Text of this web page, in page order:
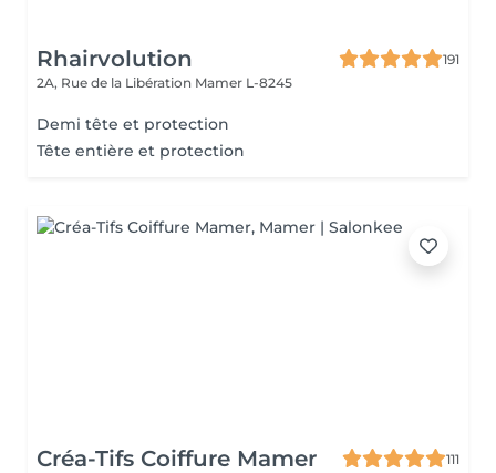
Rhairvolution
191
2A, Rue de la Libération Mamer L-8245
Demi tête et protection
Tête entière et protection
Créa-Tifs Coiffure Mamer
111